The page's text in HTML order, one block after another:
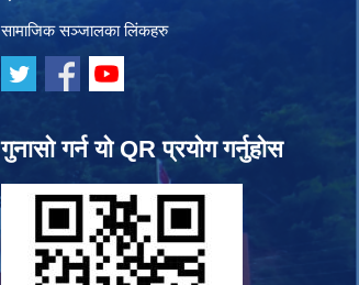
सामाजिक सञ्जालका लिंकहरु
गुनासो गर्न यो QR प्रयोग गर्नुहोस